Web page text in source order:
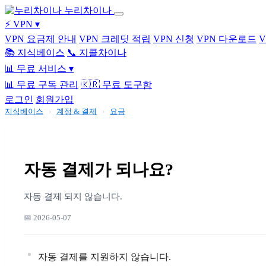
누리차이나
⚡ VPN ▾
VPN 요금제 안내 VPN 크레딧 적립 VPN 신청 VPN 다운로드
📚 지식베이스 📞 지콜차이나
📊 무료 서비스 ▾
📊 무료 구독 관리 🇰🇷 무료 도구함
로그인 회원가입
지식베이스 › 계정 & 결제 › 요금
자동 결제가 되나요?
자동 결제 되지 않습니다.
📅 2026-05-07
자동 결제를 지원하지 않습니다.